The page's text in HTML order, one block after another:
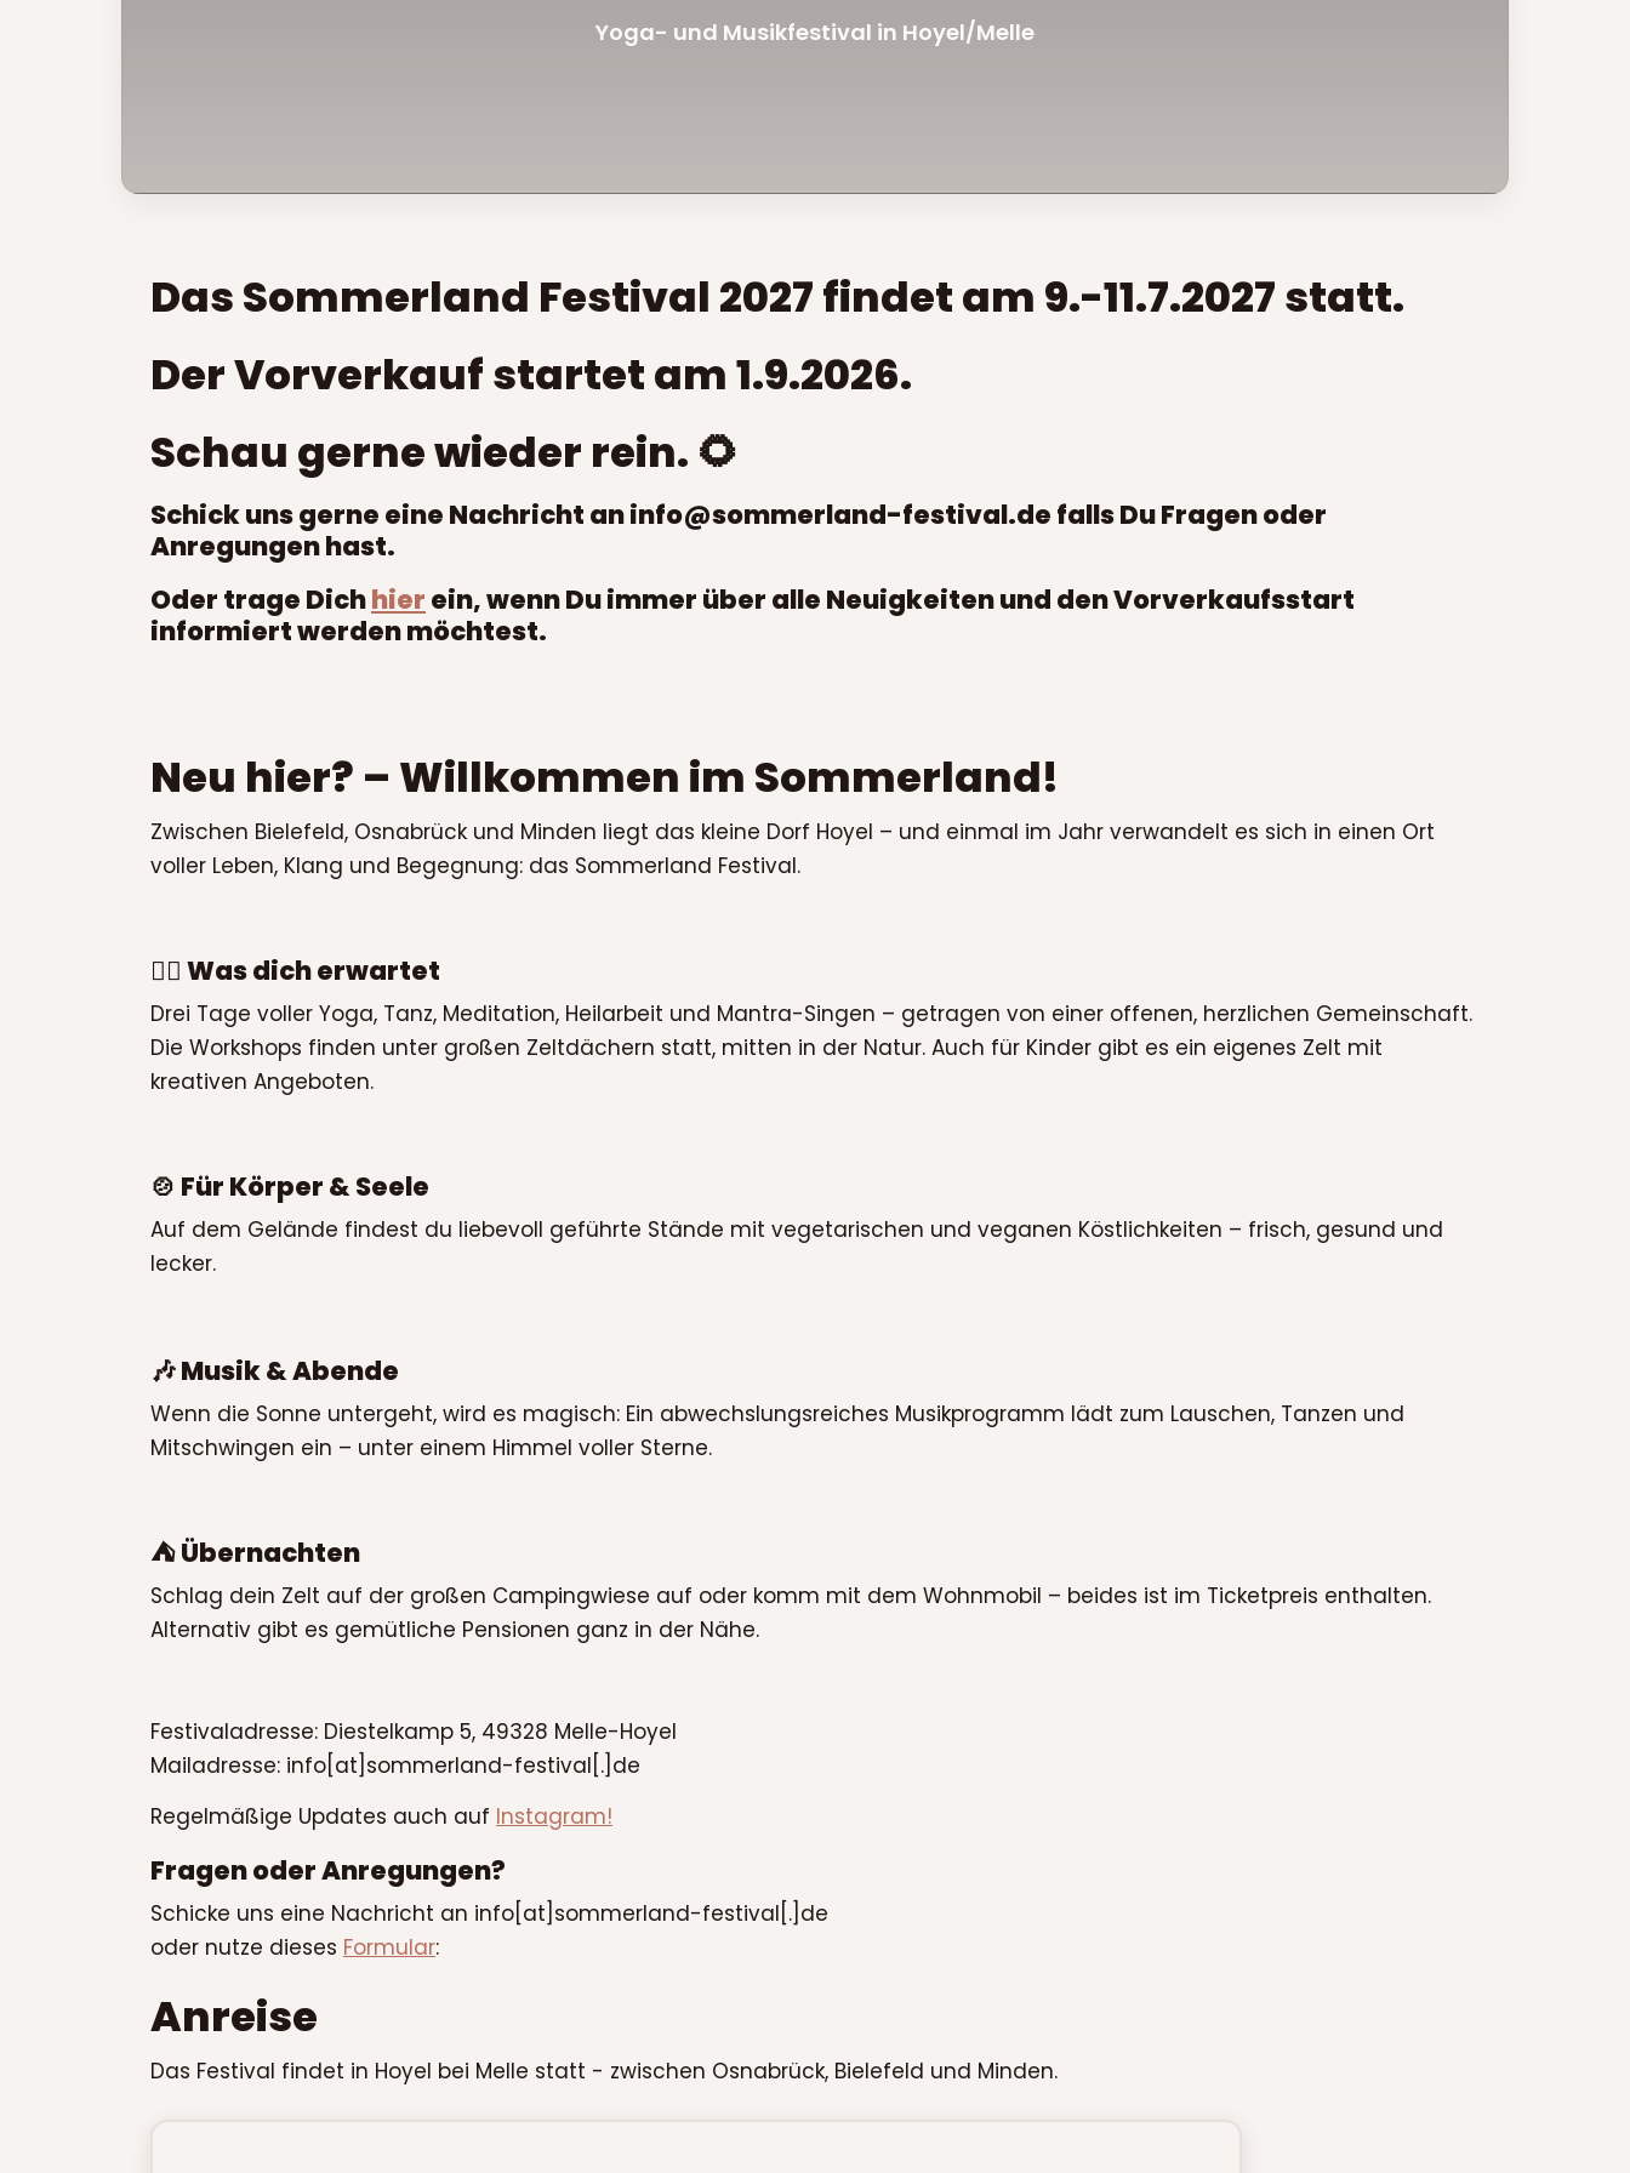
Yoga- und Musikfestival in Hoyel/Melle
Das Sommerland Festival 2027 findet am 9.-11.7.2027 statt.
Der Vorverkauf startet am 1.9.2026.
Schau gerne wieder rein. 🌻
Schick uns gerne eine Nachricht an info@sommerland-festival.de falls Du Fragen oder
Anregungen hast.
Oder trage Dichhier ein, wenn Du immer über alle Neuigkeiten und den Vorverkaufsstart
informiert werden möchtest.
Neu hier? – Willkommen im Sommerland!
Zwischen Bielefeld, Osnabrück und Minden liegt das kleine Dorf Hoyel – und einmal im Jahr verwandelt es sich in einen Ort
voller Leben, Klang und Begegnung: das Sommerland Festival.
🧘‍♀️ Was dich erwartet
Drei Tage voller Yoga, Tanz, Meditation, Heilarbeit und Mantra-Singen – getragen von einer offenen, herzlichen Gemeinschaft.
Die Workshops finden unter großen Zeltdächern statt, mitten in der Natur. Auch für Kinder gibt es ein eigenes Zelt mit
kreativen Angeboten.
🍲 Für Körper & Seele
Auf dem Gelände findest du liebevoll geführte Stände mit vegetarischen und veganen Köstlichkeiten – frisch, gesund und
lecker.
🎶 Musik & Abende
Wenn die Sonne untergeht, wird es magisch: Ein abwechslungsreiches Musikprogramm lädt zum Lauschen, Tanzen und
Mitschwingen ein – unter einem Himmel voller Sterne.
⛺ Übernachten
Schlag dein Zelt auf der großen Campingwiese auf oder komm mit dem Wohnmobil – beides ist im Ticketpreis enthalten.
Alternativ gibt es gemütliche Pensionen ganz in der Nähe.
Festivaladresse: Diestelkamp 5, 49328 Melle-Hoyel
Mailadresse: info[at]sommerland-festival[.]de
Regelmäßige Updates auch auf Instagram!
Fragen oder Anregungen?
Schicke uns eine Nachricht an info[at]sommerland-festival[.]de
oder nutze dieses Formular:
Anreise
Das Festival findet in Hoyel bei Melle statt - zwischen Osnabrück, Bielefeld und Minden.